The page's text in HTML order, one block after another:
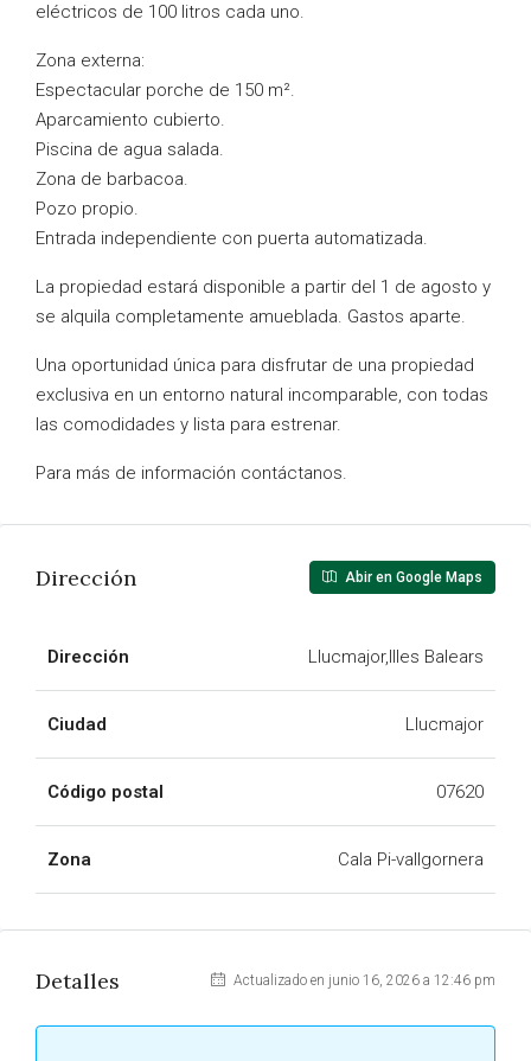
eléctricos de 100 litros cada uno.
Zona externa:
Espectacular porche de 150 m².
Aparcamiento cubierto.
Piscina de agua salada.
Zona de barbacoa.
Pozo propio.
Entrada independiente con puerta automatizada.
La propiedad estará disponible a partir del 1 de agosto y
se alquila completamente amueblada. Gastos aparte.
Una oportunidad única para disfrutar de una propiedad
exclusiva en un entorno natural incomparable, con todas
las comodidades y lista para estrenar.
Para más de información contáctanos.
Dirección Abir en Google Maps
Dirección Llucmajor,Illes Balears
Ciudad Llucmajor
Código postal 07620
Zona Cala Pi-vallgornera
Detalles Actualizado en junio 16, 2026 a 12:46 pm